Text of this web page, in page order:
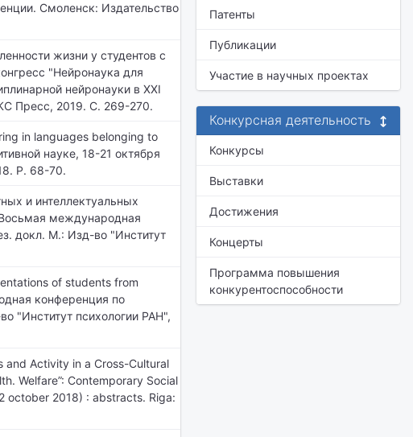
Смоленск: Издательство
жизни у студентов с
"Нейронаука для
нейронауки в XXI
Пресс, 2019. С. 269-270.
in languages belonging to
науке, 18-21 октября
P. 68-70.
и интеллектуальных
международная
докл. М.: Изд-во "Институт
of students from
конференция по
"Институт психологии РАН",
and Activity in a Cross-Cultural
Welfare”: Contemporary Social
october 2018) : abstracts. Riga:
Патенты
Публикации
Участие в научных проектах
Конкурсная деятельность
Конкурсы
Выставки
Достижения
Концерты
Программа повышения
конкурентоспособности